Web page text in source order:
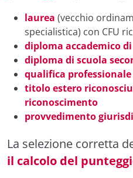
laurea (vecchio
specialistica) con CFU
diploma accademico
diploma di scuola
qualifica
titolo estero
riconoscimento
provvedimento
La selezione corretta
il calcolo del